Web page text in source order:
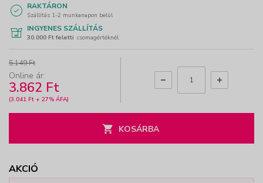
RAKTÁRON
Szállítás 1-2 munkanapon belül
INGYENES SZÁLLÍTÁS
30.000 Ft feletti csomagértéknél
5.149 Ft
Online ár:
3.862 Ft
(3.041 Ft + 27% ÁFA)
KOSÁRBA
AKCIÓ